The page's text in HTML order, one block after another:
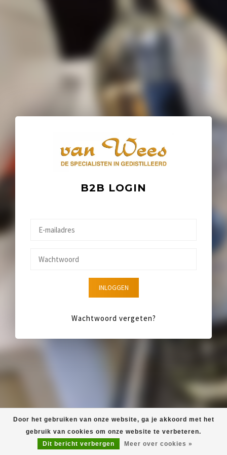
B2B LOGIN
INLOGGEN
Wachtwoord vergeten?
Door het gebruiken van onze website, ga je akkoord met het
gebruik van cookies om onze website te verbeteren.
Dit bericht verbergen
Meer over cookies »